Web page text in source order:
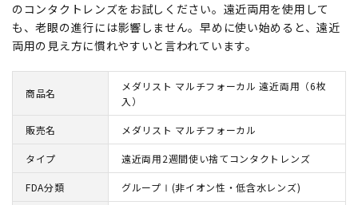
のコンタクトレンズをお試しください。遠近両用を使用して
も、老眼の進行には影響しません。早めに使い始めると、遠近
両用の見え方に慣れやすいと言われています。
商品名
メダリスト マルチフォーカル 遠近両用（6枚
入）
販売名 メダリスト マルチフォーカル
タイプ 遠近両用2週間使い捨てコンタクトレンズ
FDA分類 グループⅠ(非イオン性・低含水レンズ)